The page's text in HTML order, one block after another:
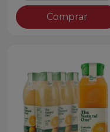
Comprar